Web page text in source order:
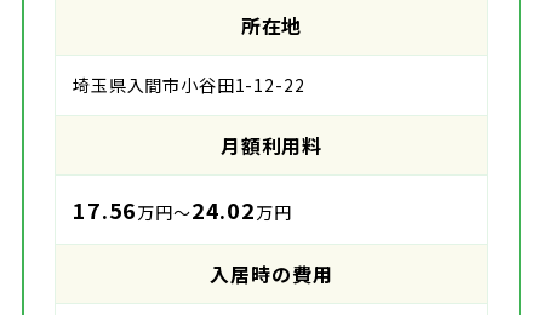
所在地
埼玉県入間市小谷田1-12-22
月額利用料
17.56万円～24.02万円
入居時の費用